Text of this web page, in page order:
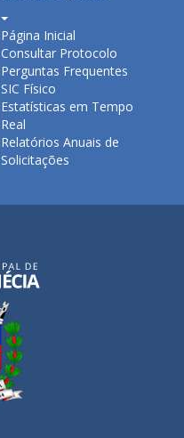
Página Inicial
Consultar Protocolo
Perguntas Frequentes
SIC Físico
Estatísticas em Tempo
Real
Relatórios Anuais de
Solicitações